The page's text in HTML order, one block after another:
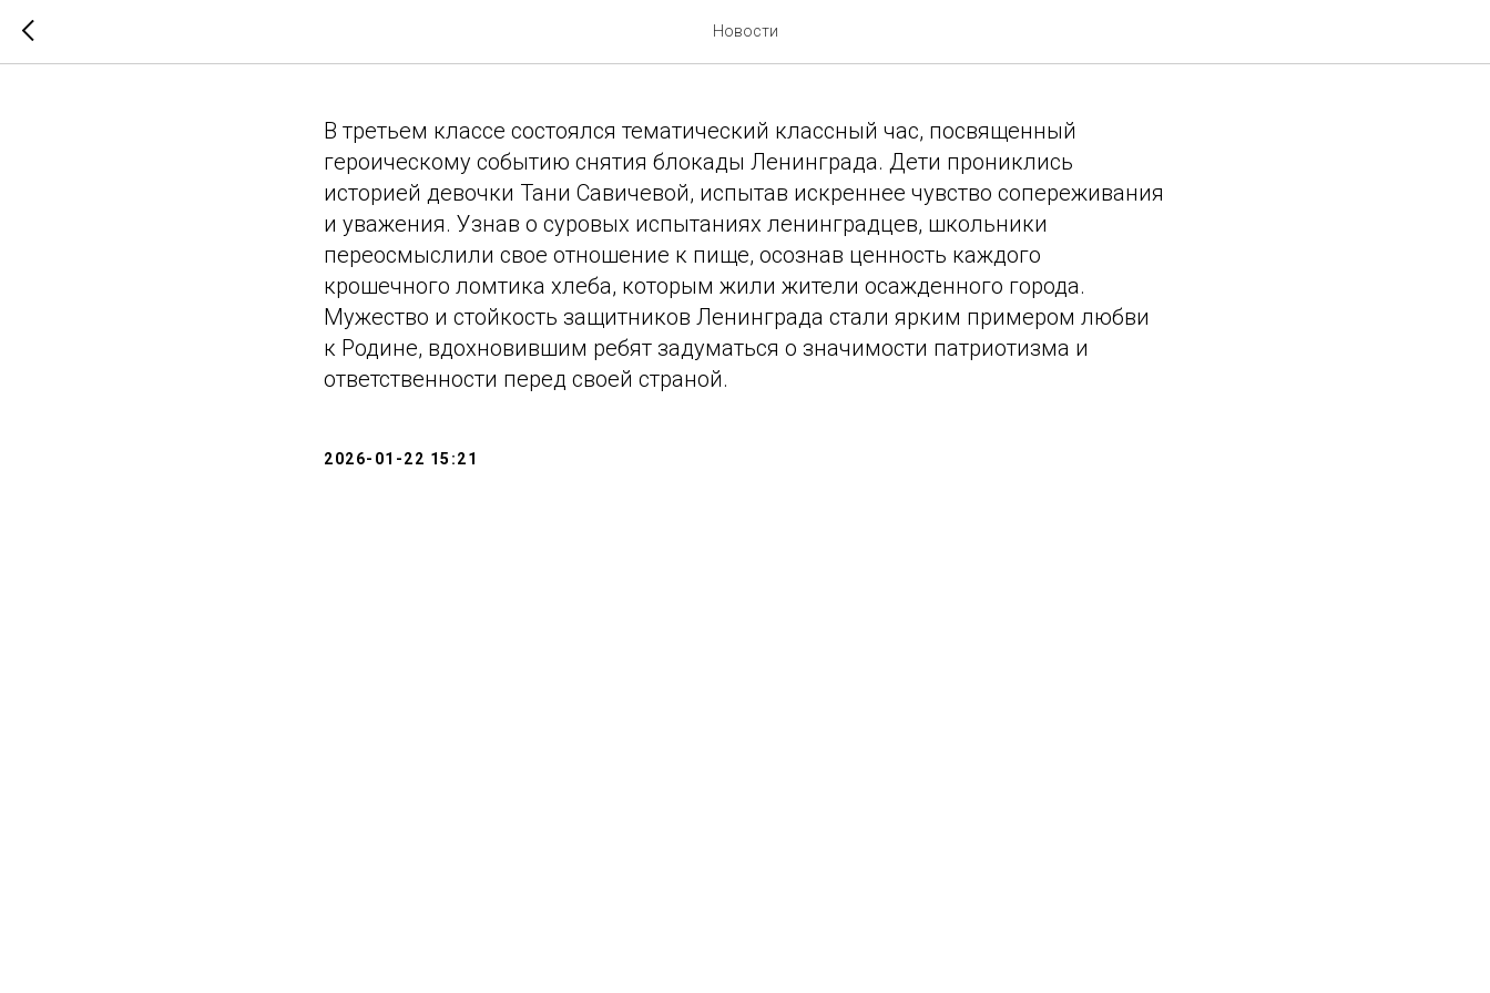
Новости
Тематический классный час
В третьем классе состоялся тематический классный час, посвященный
героическому событию снятия блокады Ленинграда. Дети прониклись
историей девочки Тани Савичевой, испытав искреннее чувство сопереживания
и уважения. Узнав о суровых испытаниях ленинградцев, школьники
переосмыслили свое отношение к пище, осознав ценность каждого
крошечного ломтика хлеба, которым жили жители осажденного города.
Мужество и стойкость защитников Ленинграда стали ярким примером любви
к Родине, вдохновившим ребят задуматься о значимости патриотизма и
ответственности перед своей страной.
2026-01-22 15:21